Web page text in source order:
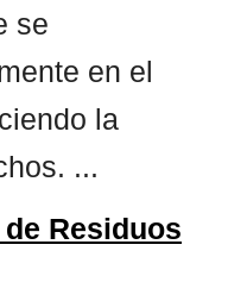
se
en el
la
...
Residuos